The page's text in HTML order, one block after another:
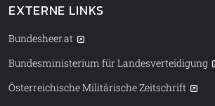
EXTERNE LINKS
Bundesheer.at
Bundesministerium für Landesverteidigung
Österreichische Militärische Zeitschrift